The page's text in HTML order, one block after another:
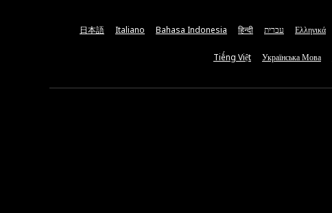
Ελληνικά עברית हिन्दी
Bahasa Indonesia
Italiano
日本語
Українська Мова
Tiếng Việt